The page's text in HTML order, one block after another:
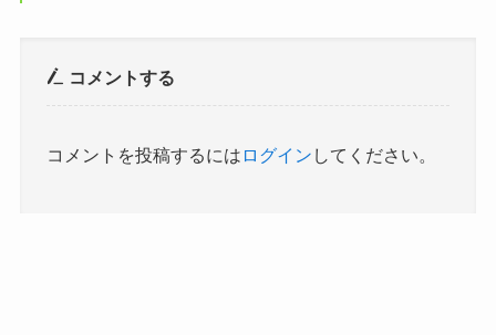
コメントする
コメントを投稿するには ログイン してください。